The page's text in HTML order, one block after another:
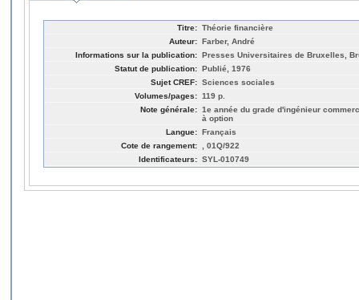
Titre: Théorie financière
Auteur: Farber, André
Informations sur la publication: Presses Universitaires de Bruxelles,
Statut de publication: Publié, 1976
Sujet CREF: Sciences sociales
Volumes/pages: 119 p.
Note générale: 1e année du grade d'ingénieur
à option
Langue: Français
Cote de rangement:
, 01Q/922
Identificateurs: SYL-010749